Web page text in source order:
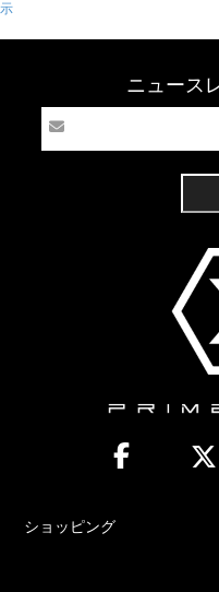
示
ニュース
ショッピング